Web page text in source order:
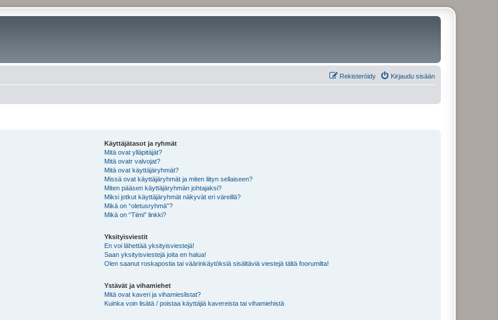
Kirjaudu sisään
Rekisteröidy
Käyttäjätasot ja ryhmät
Mitä ovat ylläpitäjät?
Mitä ovatr valvojat?
Mitä ovat käyttäjäryhmät?
Missä ovat käyttäjäryhmät ja miten liityn sellaiseen?
Miten pääsen käyttäjäryhmän johtajaksi?
Miksi jotkut käyttäjäryhmät näkyvät eri väreillä?
Mikä on “oletusryhmä”?
Mikä on “Tiimi” linkki?
Yksityisviestit
En voi lähettää yksityisviestejä!
Saan yksityisviestejä joita en halua!
Olen saanut roskapostia tai väärinkäytöksiä sisältäviä viestejä tältä foorumilta!
Ystävät ja vihamiehet
Mitä ovat kaveri ja vihamieslistat?
Kuinka voin lisätä / poistaa käyttäjiä kavereista tai vihamiehistä